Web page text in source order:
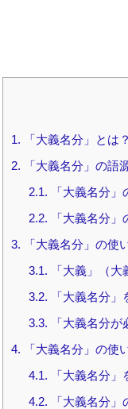
1. 「大義名分」とは
2. 「大義名分」の語
2.1. 「大義名分
2.2. 「大義名分
3. 「大義名分」の使
3.1. 「大義」（
3.2. 「大義名分」
3.3. 「大義名分が
4. 「大義名分」の使
4.1. 「大義名分」
4.2. 「大義名分